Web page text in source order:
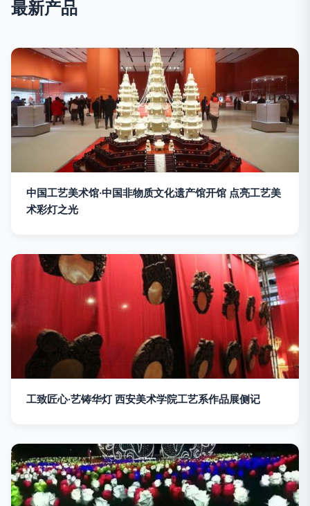
最新产品
中国工艺美术馆·中国非物质文化遗产馆开馆 点亮工艺美
术彩灯之光
工致匠心·艺铸华灯 西安美术学院工艺系作品展侧记